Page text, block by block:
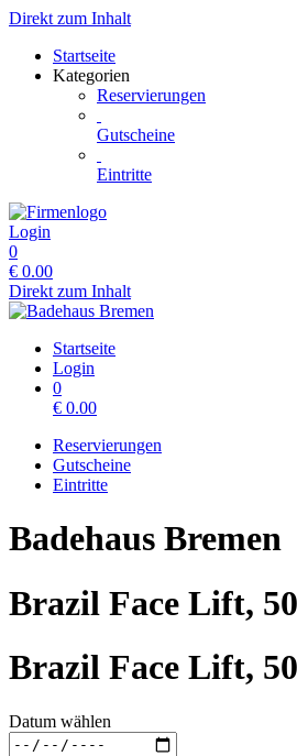
Direkt zum Inhalt
Startseite
Kategorien
Reservierungen
Gutscheine
Eintritte
Login
0
€ 0.00
Direkt zum Inhalt
Startseite
Login
0
€ 0.00
Reservierungen
Gutscheine
Eintritte
Badehaus Bremen
Brazil Face Lift,
Brazil Face Lift,
Datum wählen